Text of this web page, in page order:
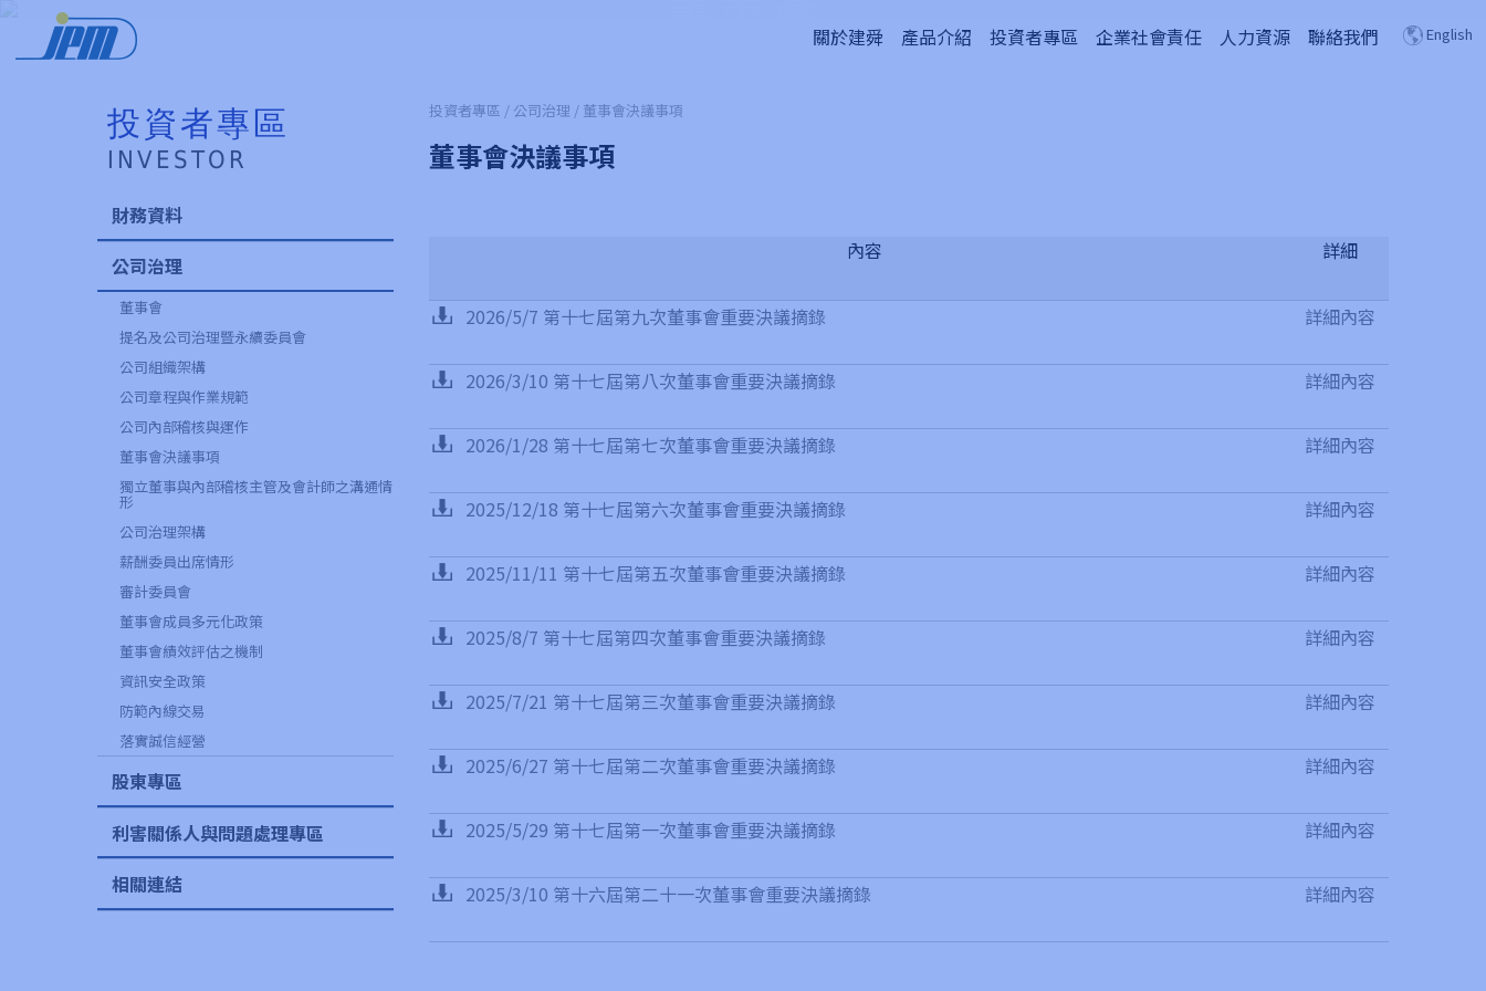
關於建舜 產品介紹 投資者專區 企業社會責任 人力資源 聯絡我們 English
董事會
投資者專區
INVESTOR
財務資料
公司治理
董事會
提名及公司治理暨永續委員會
公司組織架構
公司章程與作業規範
公司內部稽核與運作
董事會決議事項
獨立董事與內部稽核主管及會計師之溝通情
形
公司治理架構
薪酬委員出席情形
審計委員會
董事會成員多元化政策
董事會績效評估之機制
資訊安全政策
防範內線交易
落實誠信經營
股東專區
利害關係人與問題處理專區
相關連結
投資者專區 / 公司治理 / 董事會決議事項
董事會決議事項
內容 詳細
2026/5/7 第十七屆第九次董事會重要決議摘錄 詳細內容
2026/3/10 第十七屆第八次董事會重要決議摘錄 詳細內容
2026/1/28 第十七屆第七次董事會重要決議摘錄 詳細內容
2025/12/18 第十七屆第六次董事會重要決議摘錄 詳細內容
2025/11/11 第十七屆第五次董事會重要決議摘錄 詳細內容
2025/8/7 第十七屆第四次董事會重要決議摘錄 詳細內容
2025/7/21 第十七屆第三次董事會重要決議摘錄 詳細內容
2025/6/27 第十七屆第二次董事會重要決議摘錄 詳細內容
2025/5/29 第十七屆第一次董事會重要決議摘錄 詳細內容
2025/3/10 第十六屆第二十一次董事會重要決議摘錄 詳細內容